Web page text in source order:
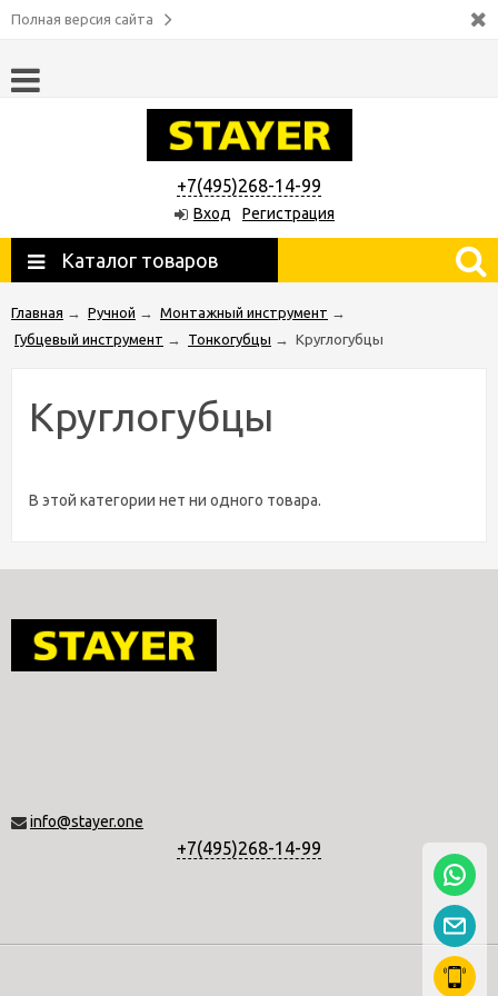
Полная версия сайта
+7(495)268-14-99
Вход Регистрация
Каталог товаров
Главная → Ручной → Монтажный инструмент →
Губцевый инструмент → Тонкогубцы → Круглогубцы
Круглогубцы
В этой категории нет ни одного товара.
info@stayer.one
+7(495)268-14-99